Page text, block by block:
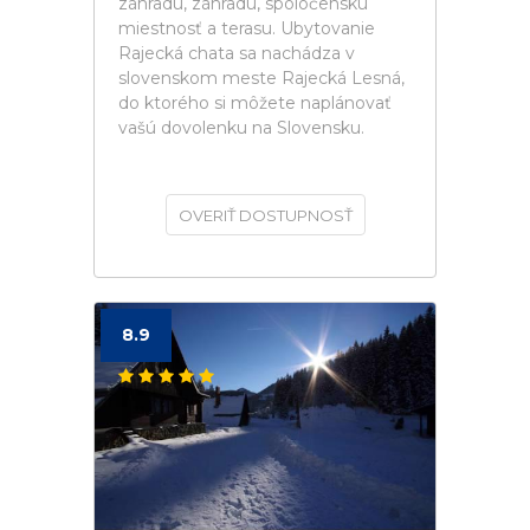
miestnosť a terasu. Ubytovanie
Rajecká chata sa nachádza v
slovenskom meste Rajecká Lesná,
do ktorého si môžete naplánovať
vašú dovolenku na Slovensku.
OVERIŤ DOSTUPNOSŤ
8.9